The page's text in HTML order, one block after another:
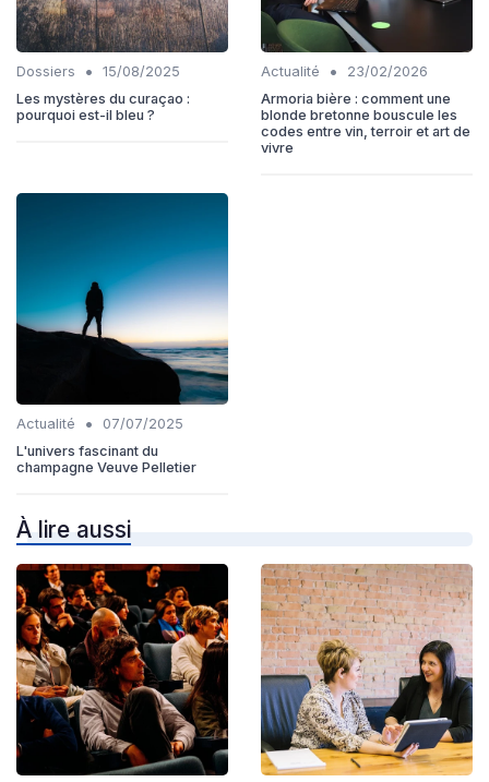
Dossiers •
15/08/2025
Les mystères du curaçao :
pourquoi est-il bleu ?
Actualité •
23/02/2026
Armoria bière : comment une
blonde bretonne bouscule les
codes entre vin, terroir et art de
vivre
Actualité •
07/07/2025
L'univers fascinant du
champagne Veuve Pelletier
À lire aussi